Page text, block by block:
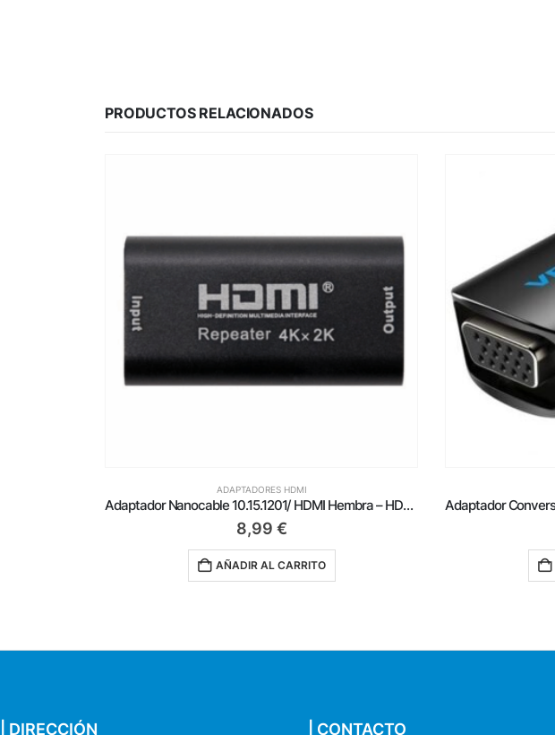
PRODUCTOS RELACIONADOS
ADAPTADORES HDMI
Adaptador Conversor Vention AIDB0/ HDMI Macho a VGA Hembra/ Audio Jack 3.5mm
6,59 €
AÑADIR AL CARRITO
| DIRECCIÓN | CONTACTO